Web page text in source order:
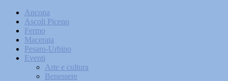
Ancona
Ascoli Piceno
Fermo
Macerata
Pesaro-Urbino
Eventi
Arte e cultura
Benessere